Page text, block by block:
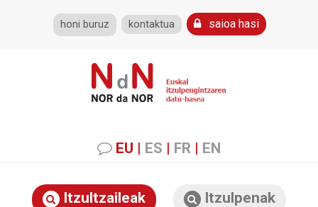
honi buruz kontaktua saioa hasi
EU | ES | FR | EN
Itzultzaileak Itzulpenak